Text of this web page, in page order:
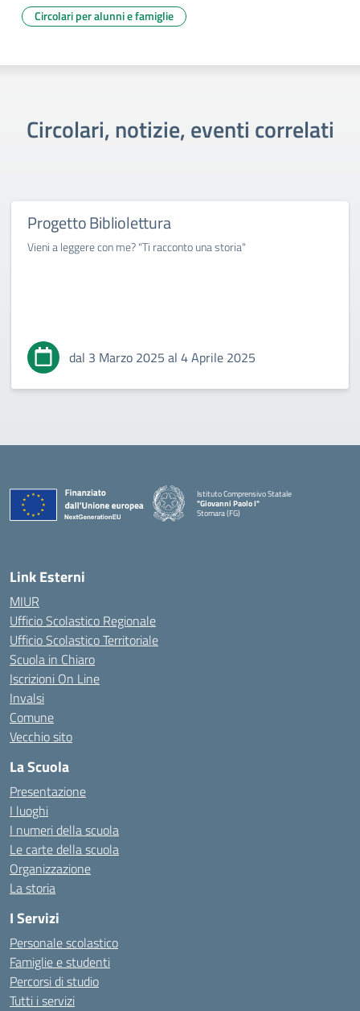
Circolari per alunni e famiglie
Circolari, notizie, eventi correlati
Progetto Bibliolettura
Vieni a leggere con me? "Ti racconto una storia"
dal 3 Marzo 2025 al 4 Aprile 2025
Istituto Comprensivo Statale
"Giovanni Paolo I"
Stornara (FG)
Link Esterni
MIUR
Ufficio Scolastico Regionale
Ufficio Scolastico Territoriale
Scuola in Chiaro
Iscrizioni On Line
Invalsi
Comune
Vecchio sito
La Scuola
Presentazione
I luoghi
I numeri della scuola
Le carte della scuola
Organizzazione
La storia
I Servizi
Personale scolastico
Famiglie e studenti
Percorsi di studio
Tutti i servizi